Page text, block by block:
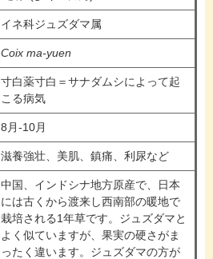
イネ科ジュズダマ属
Coix ma-yuen
寸白薬寸白＝サナダムシによって起
こる病気
8月-10月
滋養強壮、美肌、鎮痛、利尿など
中国、インドシナ地方原産で、日本
には古くから渡来し西南部の暖地で
栽培される1年草です。ジュズダマと
よく似ていますが、果実の硬さがま
ったく違います。ジュズダマの方が